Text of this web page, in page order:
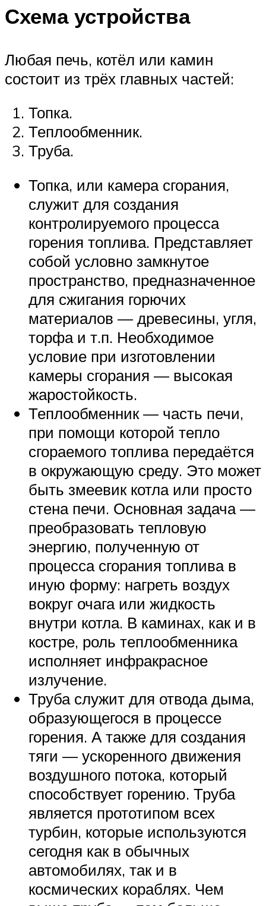
Схема устройства
Любая печь, котёл или камин
состоит из трёх главных частей:
Топка.
Теплообменник.
Труба.
Топка, или камера сгорания,
служит для создания
контролируемого процесса
горения топлива. Представляет
собой условно замкнутое
пространство, предназначенное
для сжигания горючих
материалов — древесины, угля,
торфа и т.п. Необходимое
условие при изготовлении
камеры сгорания — высокая
жаростойкость.
Теплообменник — часть печи,
при помощи которой тепло
сгораемого топлива передаётся
в окружающую среду. Это может
быть змеевик котла или просто
стена печи. Основная задача —
преобразовать тепловую
энергию, полученную от
процесса сгорания топлива в
иную форму: нагреть воздух
вокруг очага или жидкость
внутри котла. В каминах, как и в
костре, роль теплообменника
исполняет инфракрасное
излучение.
Труба служит для отвода дыма,
образующегося в процессе
горения. А также для создания
тяги — ускоренного движения
воздушного потока, который
способствует горению. Труба
является прототипом всех
турбин, которые используются
сегодня как в обычных
автомобилях, так и в
космических кораблях. Чем